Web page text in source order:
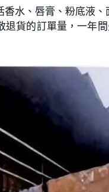
水、唇膏、粉底液
貨的訂單量，一年